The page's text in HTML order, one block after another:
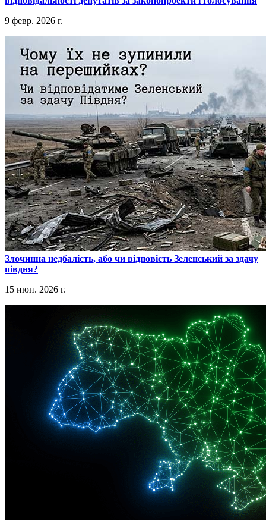
9 февр. 2026 г.
​Злочинна недбалість, або чи відповість Зеленський за здачу
півдня?
15 июн. 2026 г.